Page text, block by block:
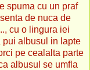
spuma cu un praf
de nuca de
cu o lingura iei
pui albusul in lapte
pe cealalta parte
albusul se umfla